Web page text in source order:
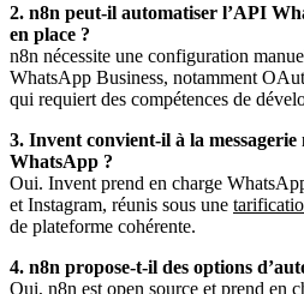
2. n8n peut-il automatiser l’API
en place ?
n8n nécessite une configuration
WhatsApp Business, notamment
qui requiert des compétences de
3. Invent convient-il à la
WhatsApp ?
Oui. Invent prend en charge
et Instagram, réunis sous une
de plateforme cohérente.
4. n8n propose-t-il des options
Oui, n8n est open source et prend en